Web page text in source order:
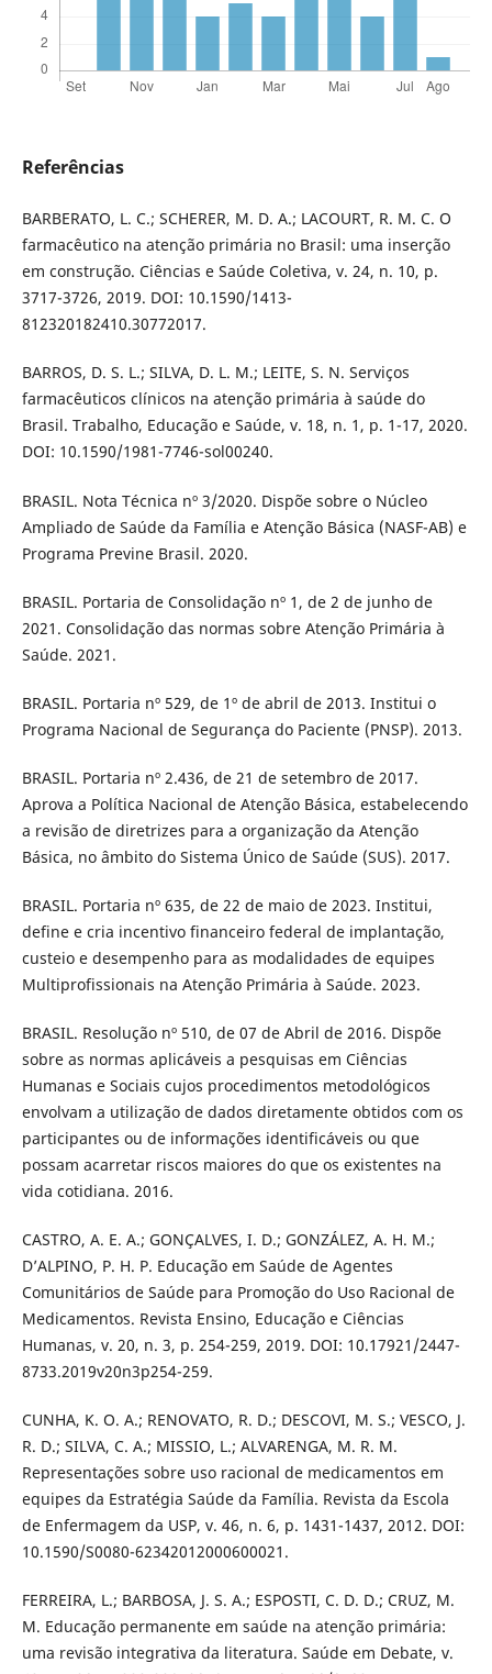
Referências
BARBERATO, L. C.; SCHERER, M. D. A.; LACOURT, R. M. C. O
farmacêutico na atenção primária no Brasil: uma inserção
em construção. Ciências e Saúde Coletiva, v. 24, n. 10, p.
3717-3726, 2019. DOI: 10.1590/1413-
812320182410.30772017.
BARROS, D. S. L.; SILVA, D. L. M.; LEITE, S. N. Serviços
farmacêuticos clínicos na atenção primária à saúde do
Brasil. Trabalho, Educação e Saúde, v. 18, n. 1, p. 1-17, 2020.
DOI: 10.1590/1981-7746-sol00240.
BRASIL. Nota Técnica nº 3/2020. Dispõe sobre o Núcleo
Ampliado de Saúde da Família e Atenção Básica (NASF-AB) e
Programa Previne Brasil. 2020.
BRASIL. Portaria de Consolidação nº 1, de 2 de junho de
2021. Consolidação das normas sobre Atenção Primária à
Saúde. 2021.
BRASIL. Portaria nº 529, de 1º de abril de 2013. Institui o
Programa Nacional de Segurança do Paciente (PNSP). 2013.
BRASIL. Portaria nº 2.436, de 21 de setembro de 2017.
Aprova a Política Nacional de Atenção Básica, estabelecendo
a revisão de diretrizes para a organização da Atenção
Básica, no âmbito do Sistema Único de Saúde (SUS). 2017.
BRASIL. Portaria nº 635, de 22 de maio de 2023. Institui,
define e cria incentivo financeiro federal de implantação,
custeio e desempenho para as modalidades de equipes
Multiprofissionais na Atenção Primária à Saúde. 2023.
BRASIL. Resolução nº 510, de 07 de Abril de 2016. Dispõe
sobre as normas aplicáveis a pesquisas em Ciências
Humanas e Sociais cujos procedimentos metodológicos
envolvam a utilização de dados diretamente obtidos com os
participantes ou de informações identificáveis ou que
possam acarretar riscos maiores do que os existentes na
vida cotidiana. 2016.
CASTRO, A. E. A.; GONÇALVES, I. D.; GONZÁLEZ, A. H. M.;
D’ALPINO, P. H. P. Educação em Saúde de Agentes
Comunitários de Saúde para Promoção do Uso Racional de
Medicamentos. Revista Ensino, Educação e Ciências
Humanas, v. 20, n. 3, p. 254-259, 2019. DOI: 10.17921/2447-
8733.2019v20n3p254-259.
CUNHA, K. O. A.; RENOVATO, R. D.; DESCOVI, M. S.; VESCO, J.
R. D.; SILVA, C. A.; MISSIO, L.; ALVARENGA, M. R. M.
Representações sobre uso racional de medicamentos em
equipes da Estratégia Saúde da Família. Revista da Escola
de Enfermagem da USP, v. 46, n. 6, p. 1431-1437, 2012. DOI:
10.1590/S0080-62342012000600021.
FERREIRA, L.; BARBOSA, J. S. A.; ESPOSTI, C. D. D.; CRUZ, M.
M. Educação permanente em saúde na atenção primária:
uma revisão integrativa da literatura. Saúde em Debate, v.